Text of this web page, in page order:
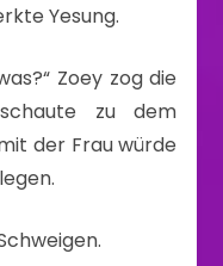
Yesung.
Zoey zog die
zu dem
der Frau würde